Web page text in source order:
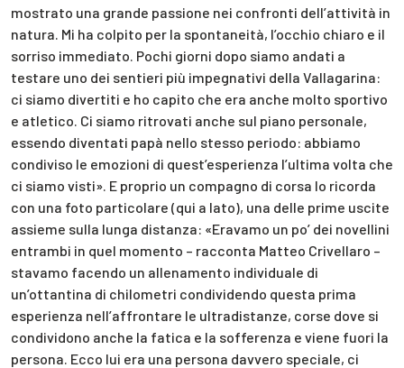
mostrato una grande passione nei confronti dell’attività in
natura. Mi ha colpito per la spontaneità, l’occhio chiaro e il
sorriso immediato. Pochi giorni dopo siamo andati a
testare uno dei sentieri più impegnativi della Vallagarina:
ci siamo divertiti e ho capito che era anche molto sportivo
e atletico. Ci siamo ritrovati anche sul piano personale,
essendo diventati papà nello stesso periodo: abbiamo
condiviso le emozioni di quest’esperienza l’ultima volta che
ci siamo visti». E proprio un compagno di corsa lo ricorda
con una foto particolare (qui a lato), una delle prime uscite
assieme sulla lunga distanza: «Eravamo un po’ dei novellini
entrambi in quel momento – racconta Matteo Crivellaro –
stavamo facendo un allenamento individuale di
un’ottantina di chilometri condividendo questa prima
esperienza nell’affrontare le ultradistanze, corse dove si
condividono anche la fatica e la sofferenza e viene fuori la
persona. Ecco lui era una persona davvero speciale, ci